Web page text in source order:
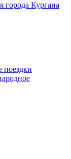
города Кургана
поездки